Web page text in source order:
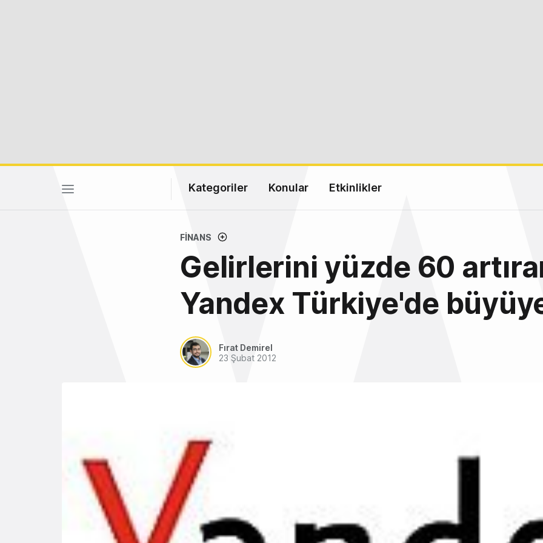
Kategoriler Konular Etkinlikler
FINANS
Gelirlerini yüzde 60
Yandex Türkiye'de
Fırat Demirel
23 Şubat 2012